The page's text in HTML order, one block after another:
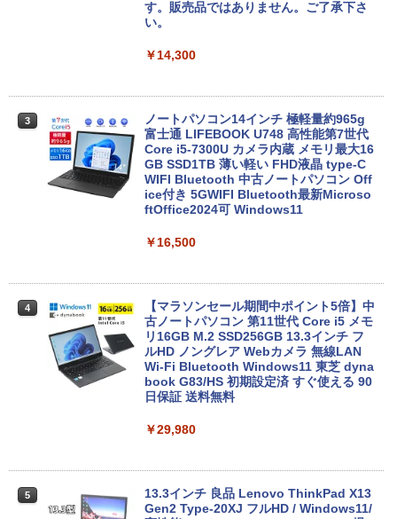
す。販売品ではありません。ご了承下さ
い。
￥14,300
3
ノートパソコン14インチ 極軽量約965g
富士通 LIFEBOOK U748 高性能第7世代
Core i5-7300U カメラ内蔵 メモリ最大16
GB SSD1TB 薄い軽い FHD液晶 type-C
WIFI Bluetooth 中古ノートパソコン Off
ice付き 5GWIFI Bluetooth最新Microso
ftOffice2024可 Windows11
￥16,500
4
【マラソンセール期間中ポイント5倍】中
古ノートパソコン 第11世代 Core i5 メモ
リ16GB M.2 SSD256GB 13.3インチ フ
ルHD ノングレア Webカメラ 無線LAN
Wi-Fi Bluetooth Windows11 東芝 dyna
book G83/HS 初期設定済 すぐ使える 90
日保証 送料無料
￥29,980
5
13.3インチ 良品 Lenovo ThinkPad X13
Gen2 Type-20XJ フルHD / Windows11/